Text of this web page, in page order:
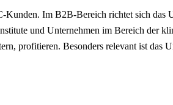
Im B2B-Bereich richtet sich
und Unternehmen im Bereich der
profitieren. Besonders relevant ist das